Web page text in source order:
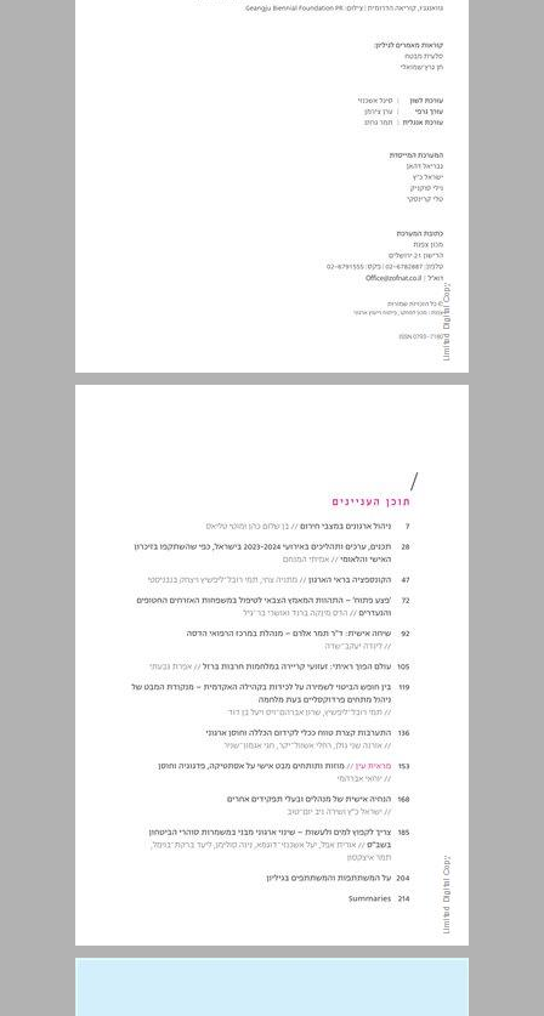
תוכן העניינים ... 3